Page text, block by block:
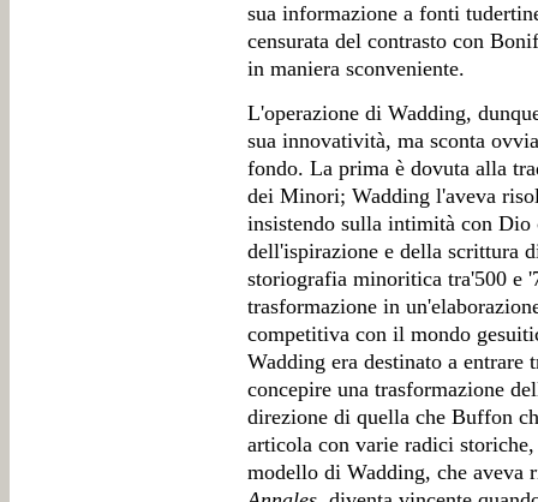
sua informazione a fonti
censurata del contrasto con
in maniera sconveniente.
L'operazione di Wadding,
sua innovatività, ma sconta
fondo. La prima è dovuta alla
dei Minori; Wadding l'aveva
insistendo sulla intimità con Dio
dell'ispirazione e della scrittura
storiografia minoritica tra'500 e
trasformazione in
competitiva con il mondo
Wadding era destinato a
concepire una trasformazione
direzione di quella che Buffon
articola con varie radici
modello di Wadding, che aveva